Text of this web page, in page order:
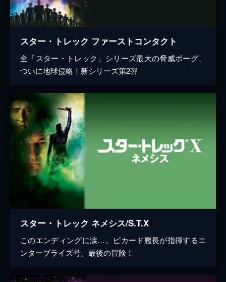
スター・トレック ファーストコンタクト
全「スター・トレック」シリーズ最大の脅威ボーグ、
ついに地球侵略！新シリーズ第2弾
スター・トレック ネメシス/S.T.X
このエンディングに涙…。ピカード艦長が指揮するエ
ンタープライズ号、最後の冒険！